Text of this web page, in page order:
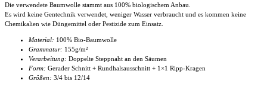
Die verwendete Baumwolle stammt aus 100% biologischem Anbau.
Es wird keine Gentechnik verwendet, weniger Wasser verbraucht und es kommen keine
Chemikalien wie Düngemittel oder Pestizide zum Einsatz.
Material: 100% Bio-Baumwolle
Grammatur: 155g/m²
Verarbeitung: Doppelte Steppnaht an den Säumen
Form: Gerader Schnitt + Rundhalsausschnitt + 1×1 Ripp-Kragen
Größen: 3/4 bis 12/14